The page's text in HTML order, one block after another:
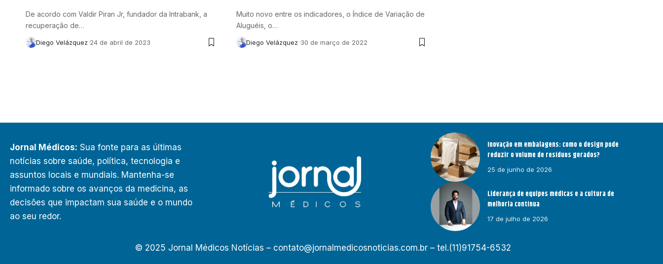
De acordo com Valdir Piran Jr, fundador da Intrabank, a
recuperação de…
Diego Velázquez 24 de abril de 2023
Muito novo entre os indicadores, o Índice de Variação de
Aluguéis, o…
Diego Velázquez 30 de março de 2022
Jornal Médicos: Sua fonte para as últimas
notícias sobre saúde, política, tecnologia e
assuntos locais e mundiais. Mantenha-se
informado sobre os avanços da medicina, as
decisões que impactam sua saúde e o mundo
ao seu redor.
Inovação em embalagens: como o design pode
reduzir o volume de resíduos gerados?
25 de junho de 2026
Liderança de equipes médicas e a cultura de
melhoria contínua
17 de julho de 2026
© 2025 Jornal Médicos Notícias – contato@jornalmedicosnoticias.com.br– tel.(11)91754-6532